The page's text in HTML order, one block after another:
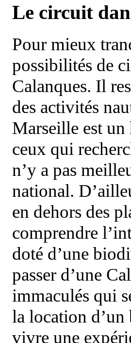
Le circuit
Pour mieux
possibilités de
Calanques. Il
des activités
Marseille est
ceux qui
n’y a pas
national.
en dehors des
comprendre
doté d’une
passer d’une
immaculés qui
la location d’un
vivre une